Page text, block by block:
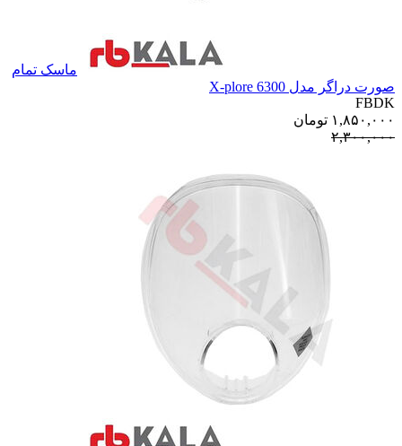
ماسک تمام
صورت دراگر مدل X-plore 6300
FBDK
۱,۸۵۰,۰۰۰ تومان
۲,۳۰۰,۰۰۰